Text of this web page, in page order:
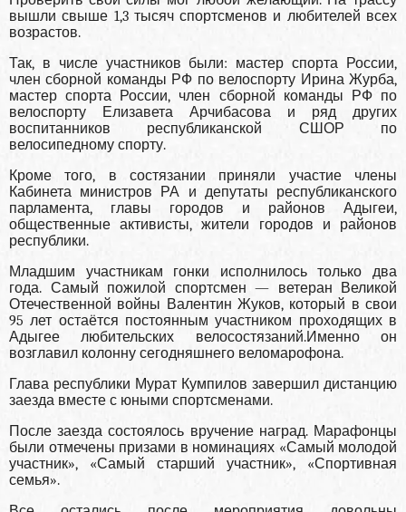
вышли свыше 1,3 тысяч спортсменов и любителей всех
возрастов.
Так, в числе участников были: мастер спорта России,
член сборной команды РФ по велоспорту Ирина Журба,
мастер спорта России, член сборной команды РФ по
велоспорту Елизавета Арчибасова и ряд других
воспитанников республиканской СШОР по
велосипедному спорту.
Кроме того, в состязании приняли участие члены
Кабинета министров РА и депутаты республиканского
парламента, главы городов и районов Адыгеи,
общественные активисты, жители городов и районов
республики.
Младшим участникам гонки исполнилось только два
года. Самый пожилой спортсмен — ветеран Великой
Отечественной войны Валентин Жуков, который в свои
95 лет остаётся постоянным участником проходящих в
Адыгее любительских велосостязаний.Именно он
возглавил колонну сегодняшнего веломарофона.
Глава республики Мурат Кумпилов завершил дистанцию
заезда вместе с юными спортсменами.
После заезда состоялось вручение наград. Марафонцы
были отмечены призами в номинациях «Самый молодой
участник», «Самый старший участник», «Спортивная
семья».